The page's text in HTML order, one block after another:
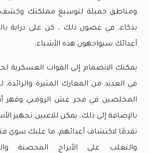
ومناطق جميلة لتوسيع مملكتك وكشف
بذكاء. في غضون ذلك ، كن على دراية
أعدائك سيواجهون هذه الأشياء.
يمكنك الانضمام إلى القوات العسكرية
في العديد من المعارك المثيرة
المخلصين في فجر غش الزومبي وقهر
بالإضافة إلى ذلك، يمكن للاعبين تجهيز
تقدمًا لاكتشاف أعدائهم. ما عليك سوى
والتغلب على الأبراج المحصنة